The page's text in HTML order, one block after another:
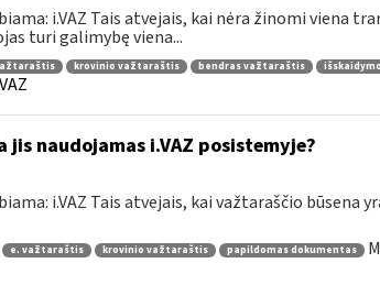
i.VAZ Tais atvejais, kai nėra žinomi viena
turi galimybę viena...
krovinio važtaraštis bendras važtaraštis
jis naudojamas i.VAZ posistemyje?
i.VAZ Tais atvejais, kai važtaraščio būsena
e. važtaraštis krovinio važtaraštis papildomas dokumentas